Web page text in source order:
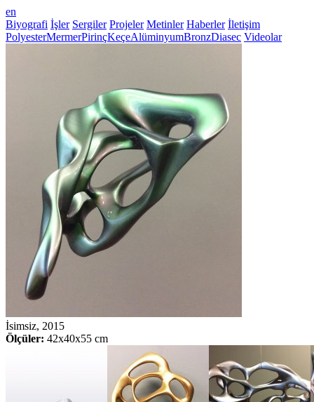
en
Biyografi İşler Sergiler Projeler Metinler Haberler İletişim
PolyesterMermerPirinçKeçeAlüminyumBronzDiasec Videolar
İsimsiz, 2015
Ölçüler: 42x40x55 cm